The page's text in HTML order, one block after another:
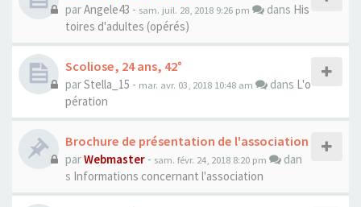
parAngele43 - sam. juil. 28, 2018 9:26 pm dans His
toires d'adultes (opérés)
Scoliose, 24 ans, 42°
parStella_15 - mar. avr. 03, 2018 10:48 am dans L'o
pération
Brochure de présentation de l'association
parWebmaster - sam. févr. 24, 2018 8:20 pm
dan
s Informations concernant l'association